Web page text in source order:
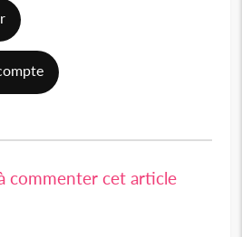
commenter cet article